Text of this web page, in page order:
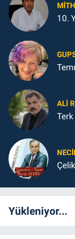
10.
ALI
Yükleniyor...